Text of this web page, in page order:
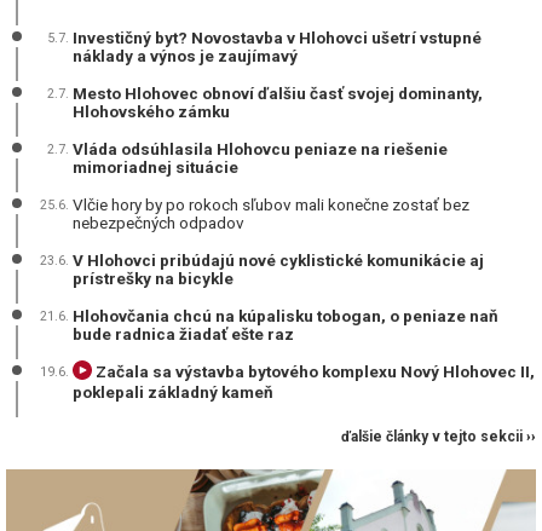
5.7. Investičný byt? Novostavba v Hlohovci ušetrí vstupné
náklady a výnos je zaujímavý
2.7. Mesto Hlohovec obnoví ďalšiu časť svojej dominanty,
Hlohovského zámku
2.7. Vláda odsúhlasila Hlohovcu peniaze na riešenie
mimoriadnej situácie
25.6. Vlčie hory by po rokoch sľubov mali konečne zostať bez
nebezpečných odpadov
23.6. V Hlohovci pribúdajú nové cyklistické komunikácie aj
prístrešky na bicykle
21.6. Hlohovčania chcú na kúpalisku tobogan, o peniaze naň
bude radnica žiadať ešte raz
19.6.
Začala sa výstavba bytového komplexu Nový Hlohovec II,
poklepali základný kameň
ďalšie články v tejto sekcii ››